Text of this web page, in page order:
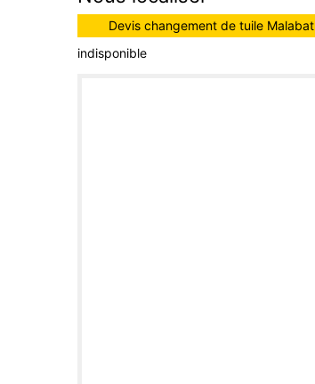
Devis changement de tuile Malabat
indisponible